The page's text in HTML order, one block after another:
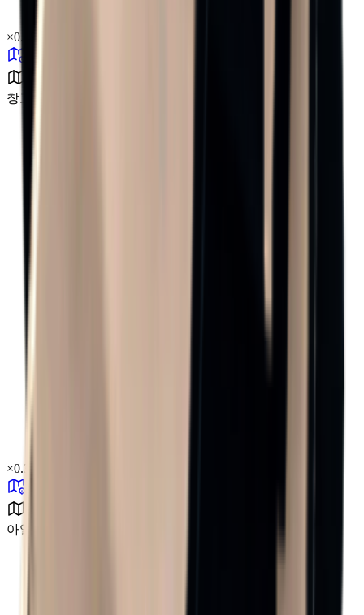
×0.49
창고 구역
×0.39
아일랜드 챌린지